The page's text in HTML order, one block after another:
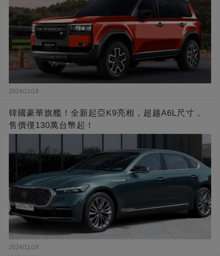
2024/11/18
韓國豪華旗艦！全新起亞K9亮相，超越A6L尺寸，
售價僅130萬台幣起！
2024/11/18